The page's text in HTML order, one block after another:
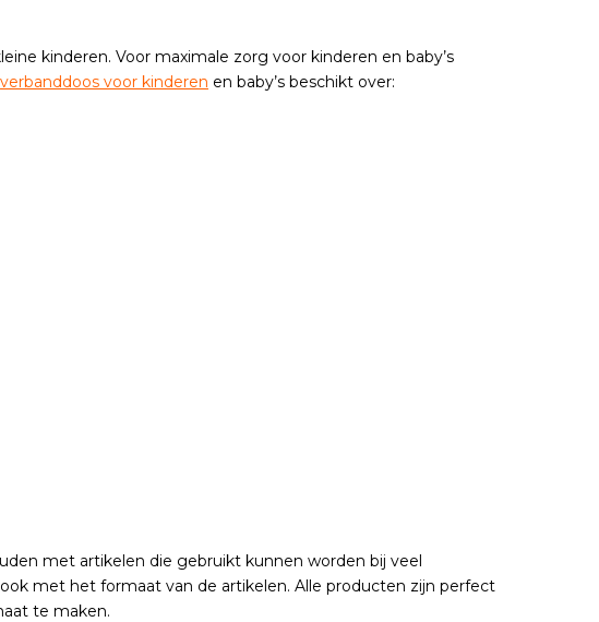
kinderen. Voor maximale zorg voor kinderen en baby’s
verbanddoos voor kinderen en baby’s beschikt over:
met artikelen die gebruikt kunnen worden bij veel
met het formaat van de artikelen. Alle producten zijn perfect
te maken.